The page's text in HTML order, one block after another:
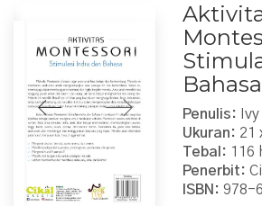
Bahasa
Penulis:
Ukuran: 21
Tebal: 116
Penerbit:
ISBN: 978-